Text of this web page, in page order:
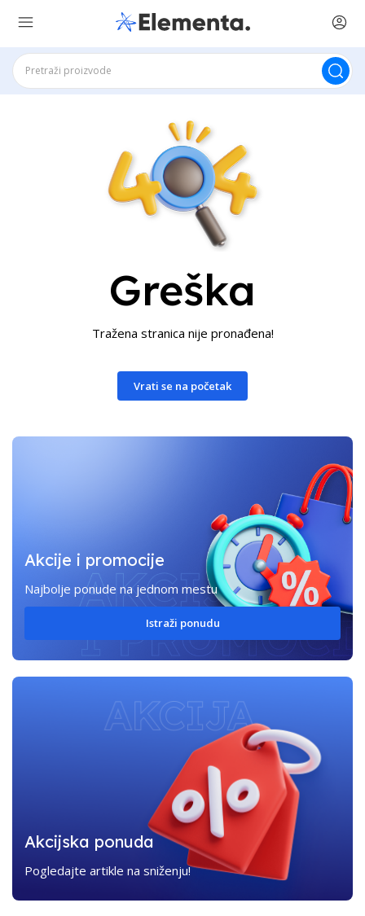
Greška
Tražena stranica nije pronađena!
Vrati se na početak
Akcije i promocije
Najbolje ponude na jednom mestu
Istraži ponudu
Akcijska ponuda
Pogledajte artikle na sniženju!